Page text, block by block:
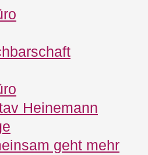
Heinemann
geht mehr